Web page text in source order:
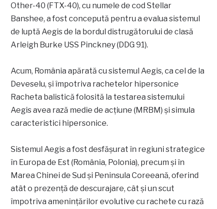
Other-40 (FTX-40), cu numele de cod Stellar
Banshee, a fost concepută pentru a evalua sistemul
de luptă Aegis de la bordul distrugătorului de clasă
Arleigh Burke USS Pinckney (DDG 91).
Acum, România apărată cu sistemul Aegis, ca cel de la
Deveselu, și împotriva rachetelor hipersonice
Racheta balistică folosită la testarea sistemului
Aegis avea rază medie de acțiune (MRBM) și simula
caracteristici hipersonice.
Sistemul Aegis a fost desfășurat în regiuni strategice
în Europa de Est (România, Polonia), precum și în
Marea Chinei de Sud și Peninsula Coreeană, oferind
atât o prezență de descurajare, cât și un scut
împotriva amenințărilor evolutive cu rachete cu rază